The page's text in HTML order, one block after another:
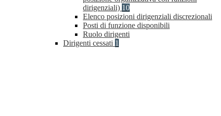
dirigenziali) 10
Elenco posizioni dirigenziali discrezionali
Posti di funzione disponibili
Ruolo dirigenti
Dirigenti cessati 1